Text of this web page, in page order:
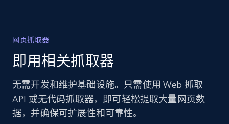
网页抓取器
即用相关抓取器
无需开发和维护基础设施。只需使用 Web 抓取
API 或无代码抓取器，即可轻松提取大量网页数
据，并确保可扩展性和可靠性。